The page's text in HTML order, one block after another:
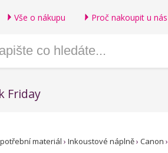
Vše o nákupu Proč nakoupit u nás
Friday
materiál › Inkoustové náplně› Canon ›